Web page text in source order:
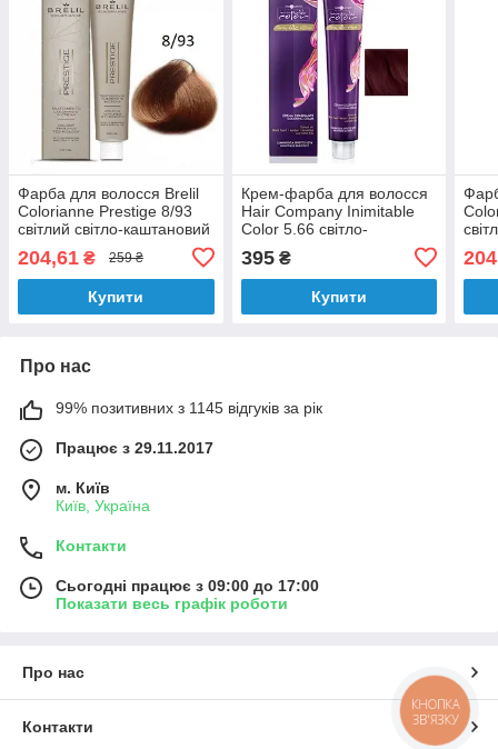
Фарба для волосся Brelil
Colorianne Prestige 8/93
світлий світло-каштановий
204,61 ₴ 259 ₴
Купити
Крем-фарба для волосся
Hair Company Inimitable
Color 5.66 світло-
каштановий інтенсивний
100 мл
395₴
Купити
Про нас
99% позитивних з 1145 відгуків за рік
Працює з 29.11.2017
м. Київ
Київ, Україна
Контакти
Сьогодні працює з 09:00 до 17:00
Показати весь графік роботи
Про нас
Контакти
КНОПКА
ЗВ'ЯЗКУ